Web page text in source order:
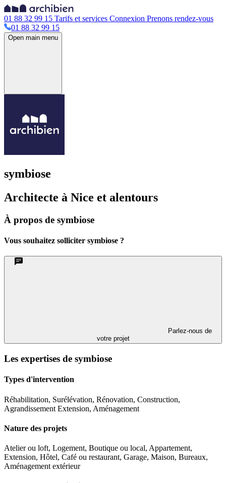
01 88 32 99 15 Tarifs et services Connexion Prenons rendez-vous
01 88 32 99 15
Open main menu
symbiose
Architecte à Nice et alentours
À propos de symbiose
Vous souhaitez solliciter symbiose ?
Parlez-nous de
votre projet
Les expertises de symbiose
Types d'intervention
Réhabilitation, Surélévation, Rénovation, Construction,
Agrandissement Extension, Aménagement
Nature des projets
Atelier ou loft, Logement, Boutique ou local, Appartement,
Extension, Hôtel, Café ou restaurant, Garage, Maison, Bureaux,
Aménagement extérieur